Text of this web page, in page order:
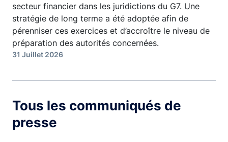
secteur financier dans les juridictions du G7. Une
stratégie de long terme a été adoptée afin de
pérenniser ces exercices et d’accroître le niveau de
préparation des autorités concernées.
31 Juillet 2026
Tous les communiqués de
presse